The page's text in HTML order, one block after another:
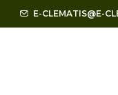
E-CLEMATIS@E-